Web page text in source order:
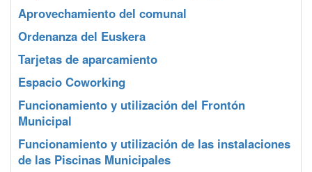
Aprovechamiento del comunal
Ordenanza del Euskera
Tarjetas de aparcamiento
Espacio Coworking
Funcionamiento y utilización del Frontón
Municipal
Funcionamiento y utilización de las instalaciones
de las Piscinas Municipales